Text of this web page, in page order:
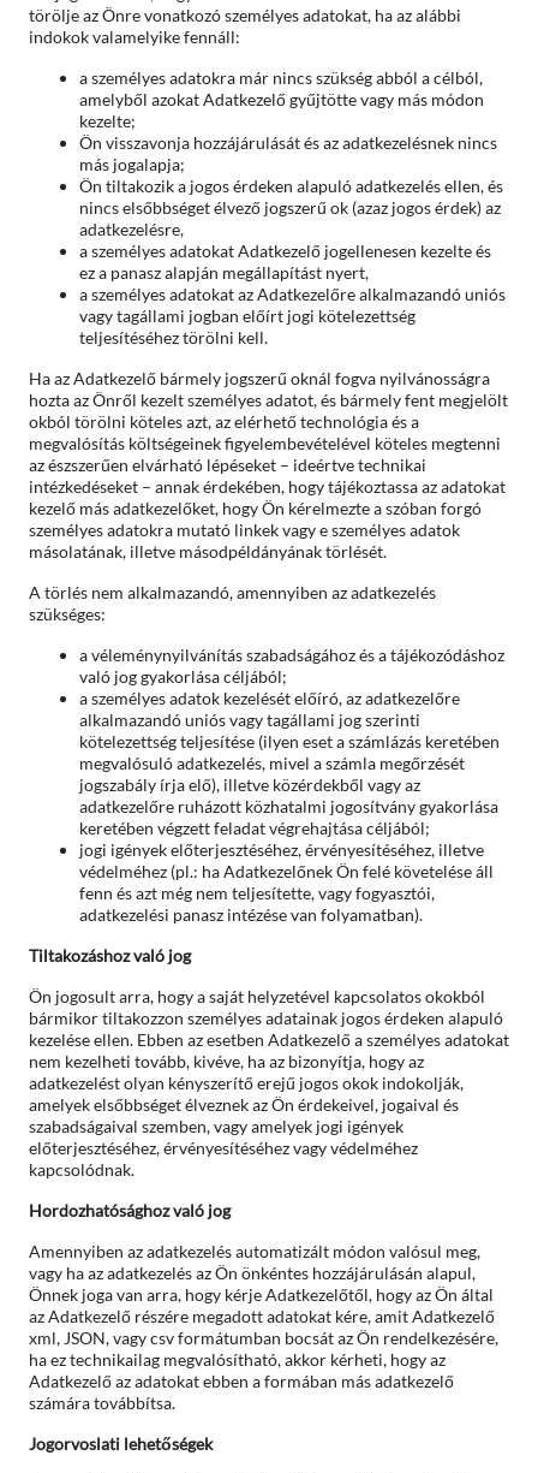
törölje az Önre vonatkozó személyes adatokat, ha az alábbi
indokok valamelyike fennáll:
a személyes adatokra már nincs szükség abból a célból,
amelyből azokat Adatkezelő gyűjtötte vagy más módon
kezelte;
Ön visszavonja hozzájárulását és az adatkezelésnek nincs
más jogalapja;
Ön tiltakozik a jogos érdeken alapuló adatkezelés ellen, és
nincs elsőbbséget élvező jogszerű ok (azaz jogos érdek) az
adatkezelésre,
a személyes adatokat Adatkezelő jogellenesen kezelte és
ez a panasz alapján megállapítást nyert,
a személyes adatokat az Adatkezelőre alkalmazandó uniós
vagy tagállami jogban előírt jogi kötelezettség
teljesítéséhez törölni kell.
Ha az Adatkezelő bármely jogszerű oknál fogva nyilvánosságra
hozta az Önről kezelt személyes adatot, és bármely fent megjelölt
okból törölni köteles azt, az elérhető technológia és a
megvalósítás költségeinek figyelembevételével köteles megtenni
az észszerűen elvárható lépéseket – ideértve technikai
intézkedéseket – annak érdekében, hogy tájékoztassa az adatokat
kezelő más adatkezelőket, hogy Ön kérelmezte a szóban forgó
személyes adatokra mutató linkek vagy e személyes adatok
másolatának, illetve másodpéldányának törlését.
A törlés nem alkalmazandó, amennyiben az adatkezelés
szükséges:
a véleménynyilvánítás szabadságához és a tájékozódáshoz
való jog gyakorlása céljából;
a személyes adatok kezelését előíró, az adatkezelőre
alkalmazandó uniós vagy tagállami jog szerinti
kötelezettség teljesítése (ilyen eset a számlázás keretében
megvalósuló adatkezelés, mivel a számla megőrzését
jogszabály írja elő), illetve közérdekből vagy az
adatkezelőre ruházott közhatalmi jogosítvány gyakorlása
keretében végzett feladat végrehajtása céljából;
jogi igények előterjesztéséhez, érvényesítéséhez, illetve
védelméhez (pl.: ha Adatkezelőnek Ön felé követelése áll
fenn és azt még nem teljesítette, vagy fogyasztói,
adatkezelési panasz intézése van folyamatban).
Tiltakozáshoz való jog
Ön jogosult arra, hogy a saját helyzetével kapcsolatos okokból
bármikor tiltakozzon személyes adatainak jogos érdeken alapuló
kezelése ellen. Ebben az esetben Adatkezelő a személyes adatokat
nem kezelheti tovább, kivéve, ha az bizonyítja, hogy az
adatkezelést olyan kényszerítő erejű jogos okok indokolják,
amelyek elsőbbséget élveznek az Ön érdekeivel, jogaival és
szabadságaival szemben, vagy amelyek jogi igények
előterjesztéséhez, érvényesítéséhez vagy védelméhez
kapcsolódnak.
Hordozhatósághoz való jog
Amennyiben az adatkezelés automatizált módon valósul meg,
vagy ha az adatkezelés az Ön önkéntes hozzájárulásán alapul,
Önnek joga van arra, hogy kérje Adatkezelőtől, hogy az Ön által
az Adatkezelő részére megadott adatokat kére, amit Adatkezelő
xml, JSON, vagy csv formátumban bocsát az Ön rendelkezésére,
ha ez technikailag megvalósítható, akkor kérheti, hogy az
Adatkezelő az adatokat ebben a formában más adatkezelő
számára továbbítsa.
Jogorvoslati lehetőségek